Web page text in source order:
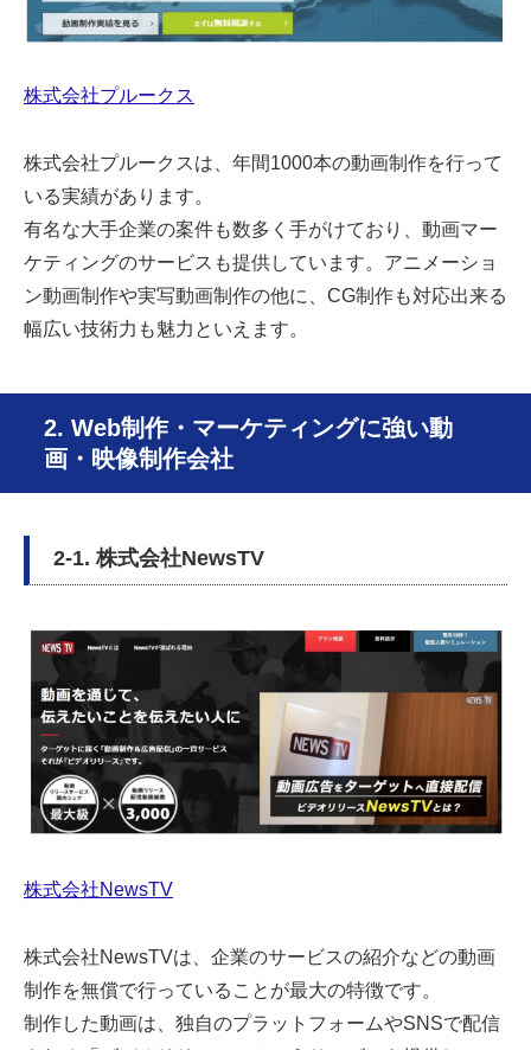
株式会社プルークス
株式会社プルークスは、年間1000本の動画制作を行って
いる実績があります。
有名な大手企業の案件も数多く手がけており、動画マー
ケティングのサービスも提供しています。アニメーショ
ン動画制作や実写動画制作の他に、CG制作も対応出来る
幅広い技術力も魅力といえます。
2. Web制作・マーケティングに強い動
画・映像制作会社
2-1. 株式会社NewsTV
株式会社NewsTV
株式会社NewsTVは、企業のサービスの紹介などの動画
制作を無償で行っていることが最大の特徴です。
制作した動画は、独自のプラットフォームやSNSで配信